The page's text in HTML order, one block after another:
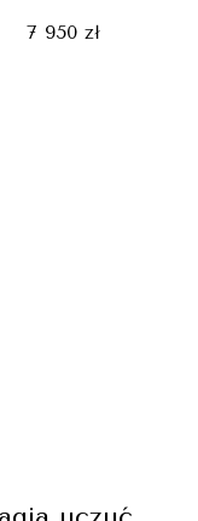
7 950 zł